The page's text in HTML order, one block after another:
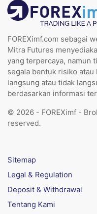
FOREXimf.com sebagai
Mitra Futures
yang terpercaya, namun
segala bentuk risiko
langsung atau tidak
berdasarkan informasi
© 2026 - FOREXimf -
reserved.
Sitemap
Legal & Regulation
Deposit & Withdrawal
Tentang Kami